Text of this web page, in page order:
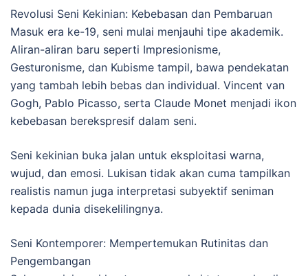
Revolusi Seni Kekinian: Kebebasan dan Pembaruan
Masuk era ke-19, seni mulai menjauhi tipe akademik.
Aliran-aliran baru seperti Impresionisme,
Gesturonisme, dan Kubisme tampil, bawa pendekatan
yang tambah lebih bebas dan individual. Vincent van
Gogh, Pablo Picasso, serta Claude Monet menjadi ikon
kebebasan berekspresif dalam seni.
Seni kekinian buka jalan untuk eksploitasi warna,
wujud, dan emosi. Lukisan tidak akan cuma tampilkan
realistis namun juga interpretasi subyektif seniman
kepada dunia disekelilingnya.
Seni Kontemporer: Mempertemukan Rutinitas dan
Pengembangan